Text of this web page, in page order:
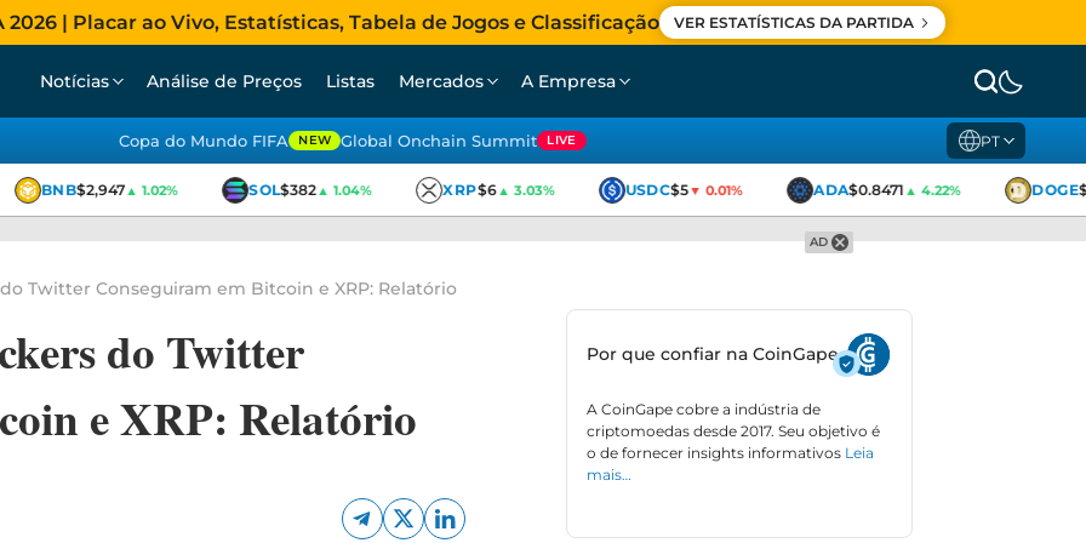
| Placar ao Vivo, Estatísticas, Tabela de Jogos e Classificação VER ESTATÍSTICAS DA PARTIDA
Notícias Análise de Preços Listas Mercados A Empresa
Copa do Mundo FIFA NEW Global Onchain Summit LIVE PT
BNB$2,947▲ 1.02% SOL$382▲ 1.04% XRP$6▲ 3.03% USDC$5▼ 0.01% ADA$0.8471▲ 4.22% DOGE
AD
Twitter Conseguiram em Bitcoin e XRP: Relatório
do Twitter
e XRP: Relatório
Por que confiar na CoinGape
A CoinGape cobre a indústria de
criptomoedas desde 2017. Seu objetivo é
o de fornecer insights informativos Leia
mais…